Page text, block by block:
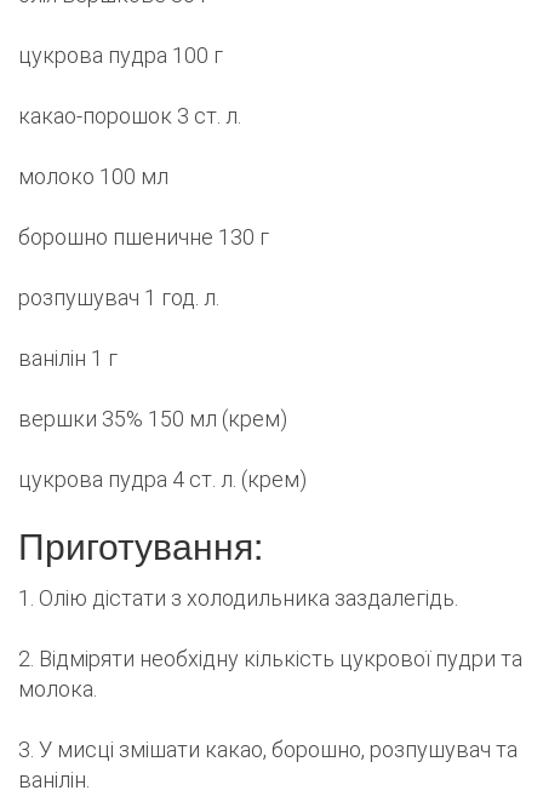
цукрова пудра 100 г
какао-порошок 3 ст. л.
молоко 100 мл
борошно пшеничне 130 г
розпушувач 1 год. л.
ванілін 1 г
вершки 35% 150 мл (крем)
цукрова пудра 4 ст. л. (крем)
Приготування:
1. Олію дістати з холодильника заздалегідь.
2. Відміряти необхідну кількість цукрової пудри та
молока.
3. У мисці змішати какао, борошно, розпушувач та
ванілін.